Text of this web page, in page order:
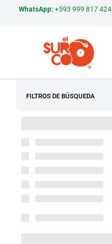
WhatsApp: +593 999 817 424
FILTROS DE BÚSQUEDA